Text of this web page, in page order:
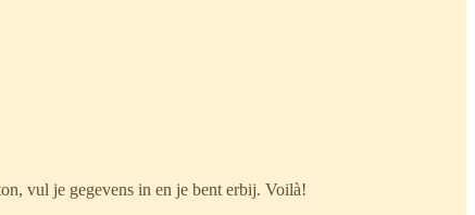
vul je gegevens in en je bent erbij. Voilà!